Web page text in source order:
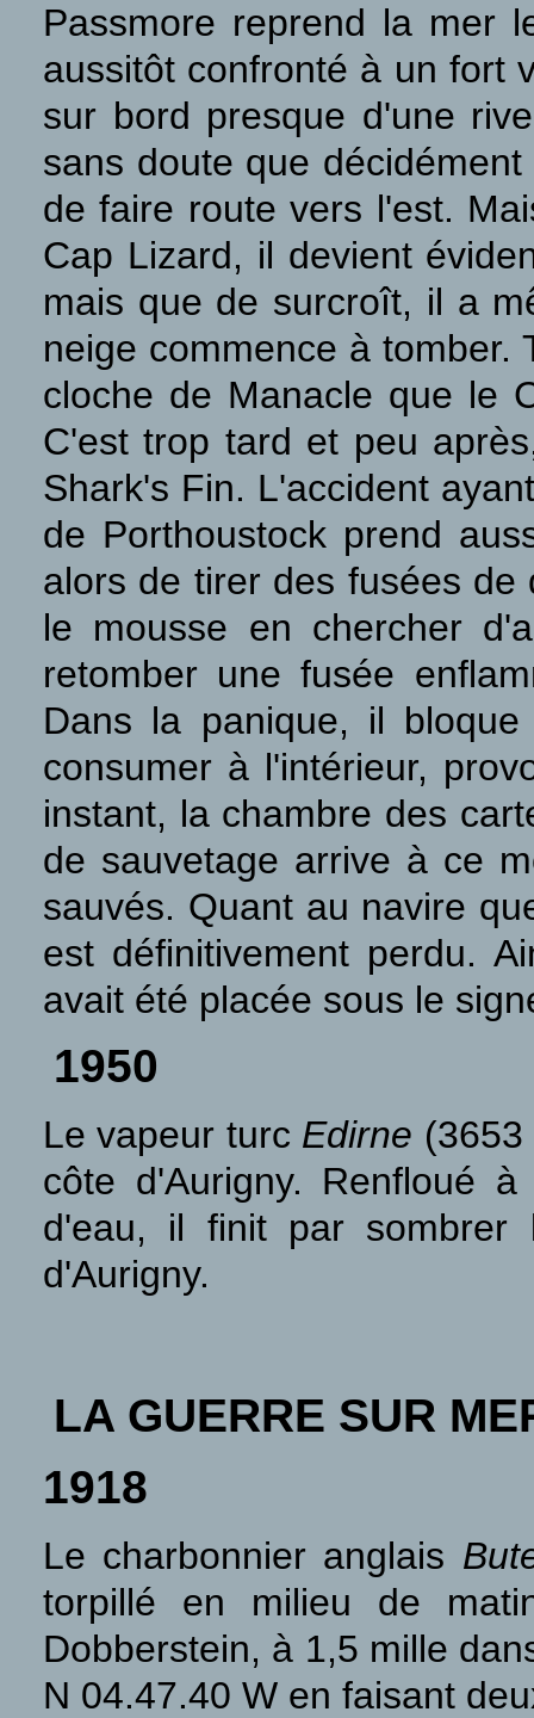
Passmore reprend la mer
aussitôt confronté à un fort
sur bord presque d'une
sans doute que
de faire route vers l'est.
Cap Lizard, il devient
mais que de surcroît, il a
neige commence à tomber.
cloche de Manacle que le
C'est trop tard et peu
Shark's Fin. L'accident
de Porthoustock prend
alors de tirer des fusées
le mousse en chercher
retomber une fusée
Dans la panique, il
consumer à l'intérieur,
instant, la chambre des
de sauvetage arrive à ce
sauvés. Quant au navire
est définitivement perdu.
avait été placée sous le
1950
Le vapeur turc Edirne
côte d'Aurigny. Renfloué
d'eau, il finit par
d'Aurigny.
LA GUERRE SUR
1918
Le charbonnier anglais
torpillé en milieu de
Dobberstein, à 1,5 mille
N 04.47.40 W en faisant